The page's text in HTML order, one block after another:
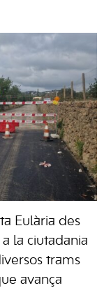
Eulària des
la ciutadania
trams
avança